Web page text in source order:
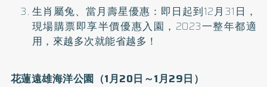
生肖屬兔、當月壽星優惠：即日起到12月31日，
現場購票即享半價優惠入園，2023一整年都適
用，來越多次就能省越多！
花蓮遠雄海洋公園（1月20日～1月29日）